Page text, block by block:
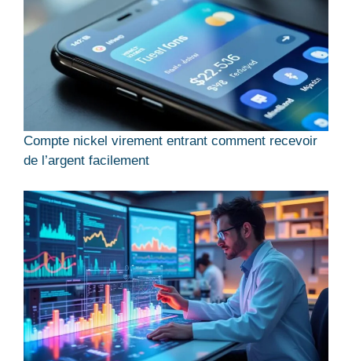
Compte nickel virement entrant comment recevoir
de l’argent facilement